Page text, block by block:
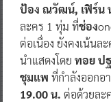
ป้อง ณวัฒน์, เฟิร์น
ละคร 1 ทุ่ม ที่ช่อง
ต่อเนื่อง ยังคงเน้นล
นำแสดงโดย ทอย ป
ชุมแพ ที่กำลังออกอ
19.00 น. ต่อด้วยละ